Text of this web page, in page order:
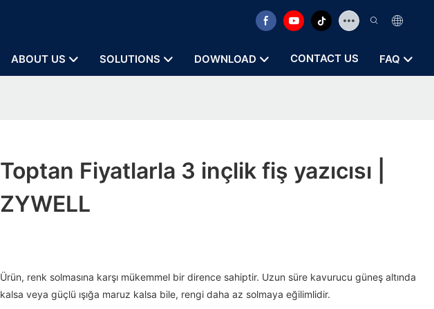
ABOUT US SOLUTIONS DOWNLOAD CONTACT US FAQ
Toptan Fiyatlarla 3 inçlik fiş yazıcısı |
ZYWELL
Ürün, renk solmasına karşı mükemmel bir dirence sahiptir. Uzun süre kavurucu güneş altında
kalsa veya güçlü ışığa maruz kalsa bile, rengi daha az solmaya eğilimlidir.